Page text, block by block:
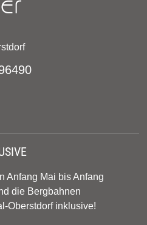
Anfang Mai bis Anfang
die Bergbahnen
Oberstdorf inklusive!